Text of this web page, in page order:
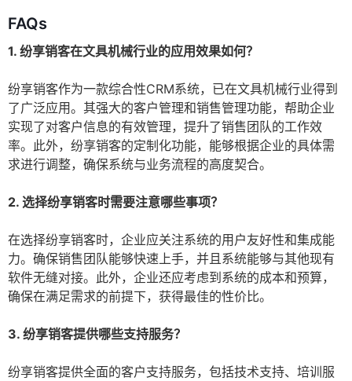
FAQs
1. 纷享销客在文具机械行业的应用效果如何？
纷享销客作为一款综合性CRM系统，已在文具机械行业得到
了广泛应用。其强大的客户管理和销售管理功能，帮助企业
实现了对客户信息的有效管理，提升了销售团队的工作效
率。此外，纷享销客的定制化功能，能够根据企业的具体需
求进行调整，确保系统与业务流程的高度契合。
2. 选择纷享销客时需要注意哪些事项？
在选择纷享销客时，企业应关注系统的用户友好性和集成能
力。确保销售团队能够快速上手，并且系统能够与其他现有
软件无缝对接。此外，企业还应考虑到系统的成本和预算，
确保在满足需求的前提下，获得最佳的性价比。
3. 纷享销客提供哪些支持服务？
纷享销客提供全面的客户支持服务，包括技术支持、培训服